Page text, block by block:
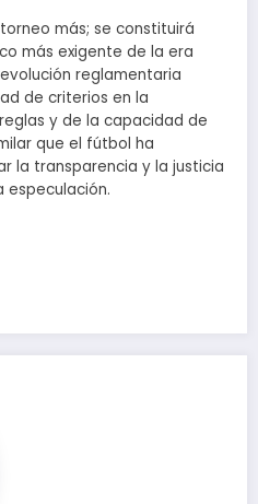
más; se constituirá
más exigente de la era
reglamentaria
de criterios en la
y de la capacidad de
que el fútbol ha
la transparencia y la justicia